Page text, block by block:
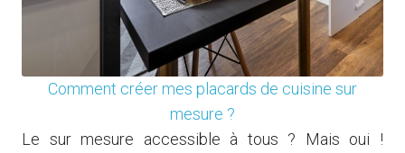
Comment créer mes placards de cuisine sur
mesure ?
Le sur mesure accessible à tous ? Mais oui !